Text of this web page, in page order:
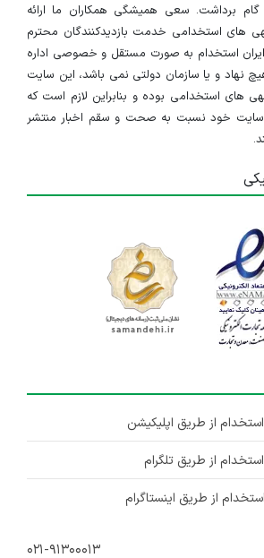
برداشت. سعی همیشگی همکاران ما ارائه
های استخدامی خدمت بازدیدکنندگان محترم
استخدام به صورت مستقل و خصوصی اداره
نهاد و یا سازمان دولتی نمی باشد، این سایت
های استخدامی بوده و بنابراین لازم است که
سایت خود نسبت به صحت و سقم اخبار منتشر
از طریق اپلیکیشن
از طریق تلگرام
از طریق اینستاگرام
۰۲۱-۹۱۳۰۰۰۱۳